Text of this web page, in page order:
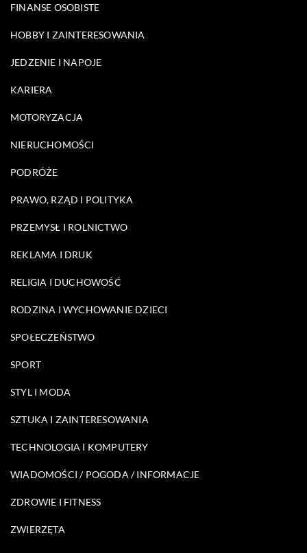
FINANSE OSOBISTE
HOBBY I ZAINTERESOWANIA
JEDZENIE I NAPOJE
KARIERA
MOTORYZACJA
NIERUCHOMOŚCI
PODRÓŻE
PRAWO, RZĄD I POLITYKA
PRZEMYSŁ I ROLNICTWO
REKLAMA I DRUK
RELIGIA I DUCHOWOŚĆ
RODZINA I WYCHOWANIE DZIECI
SPOŁECZEŃSTWO
SPORT
STYL I MODA
SZTUKA I ZAINTERESOWANIA
TECHNOLOGIA I KOMPUTERY
WIADOMOŚCI / POGODA / INFORMACJE
ZDROWIE I FITNESS
ZWIERZĘTA